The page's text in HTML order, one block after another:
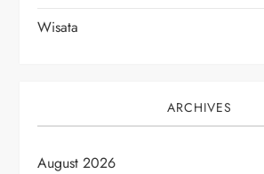
Wisata
ARCHIVES
August 2026